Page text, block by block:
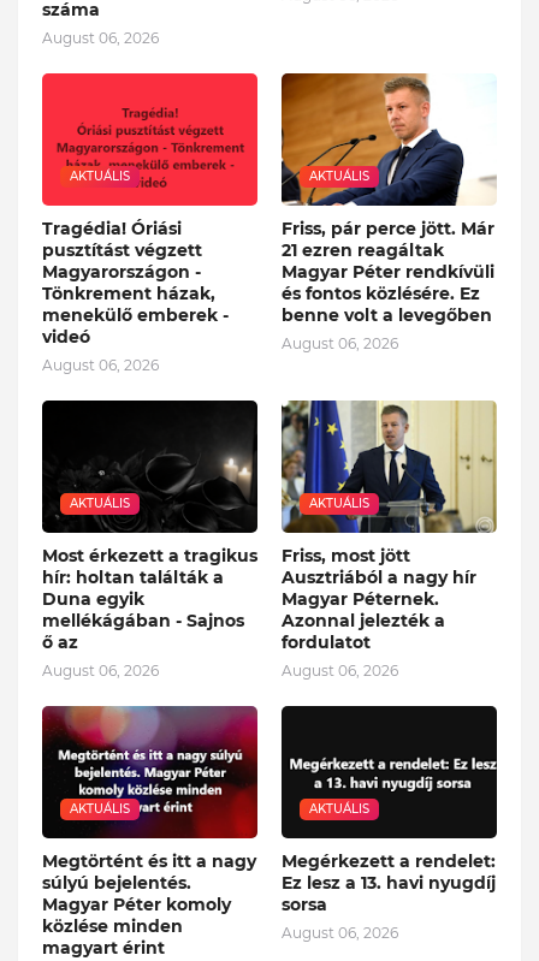
száma
August 06, 2026
AKTUÁLIS
Tragédia! Óriási
pusztítást végzett
Magyarországon -
Tönkrement házak,
menekülő emberek -
videó
August 06, 2026
AKTUÁLIS
Friss, pár perce jött. Már
21 ezren reagáltak
Magyar Péter rendkívüli
és fontos közlésére. Ez
benne volt a levegőben
August 06, 2026
AKTUÁLIS
Most érkezett a tragikus
hír: holtan találták a
Duna egyik
mellékágában - Sajnos
ő az
August 06, 2026
AKTUÁLIS
Friss, most jött
Ausztriából a nagy hír
Magyar Péternek.
Azonnal jelezték a
fordulatot
August 06, 2026
AKTUÁLIS
Megtörtént és itt a nagy
súlyú bejelentés.
Magyar Péter komoly
közlése minden
magyart érint
AKTUÁLIS
Megérkezett a rendelet:
Ez lesz a 13. havi nyugdíj
sorsa
August 06, 2026